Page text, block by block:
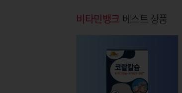
비타민뱅크 베스트 상품